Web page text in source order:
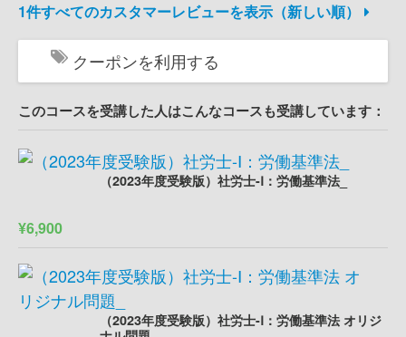
1件すべてのカスタマーレビューを表示（新しい順）
クーポンを利用する
このコースを受講した人はこんなコースも受講しています：
（2023年度受験版）社労士-Ⅰ：労働基準法_
¥6,900
（2023年度受験版）社労士-Ⅰ：労働基準法 オリジ